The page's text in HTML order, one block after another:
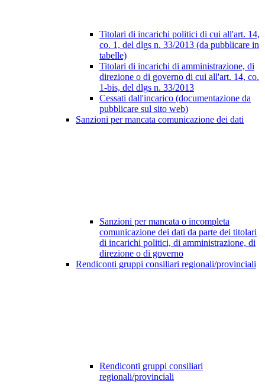
Titolari di incarichi politici di cui all'art. 14,
co. 1, del dlgs n. 33/2013 (da pubblicare in
tabelle)
Titolari di incarichi di amministrazione, di
direzione o di governo di cui all'art. 14, co.
1-bis, del dlgs n. 33/2013
Cessati dall'incarico (documentazione da
pubblicare sul sito web)
Sanzioni per mancata comunicazione dei dati
Sanzioni per mancata o incompleta
comunicazione dei dati da parte dei titolari
di incarichi politici, di amministrazione, di
direzione o di governo
Rendiconti gruppi consiliari regionali/provinciali
Rendiconti gruppi consiliari
regionali/provinciali